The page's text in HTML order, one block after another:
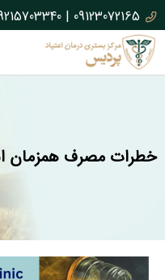
09123072165
|
خطرات مصرف همزمان